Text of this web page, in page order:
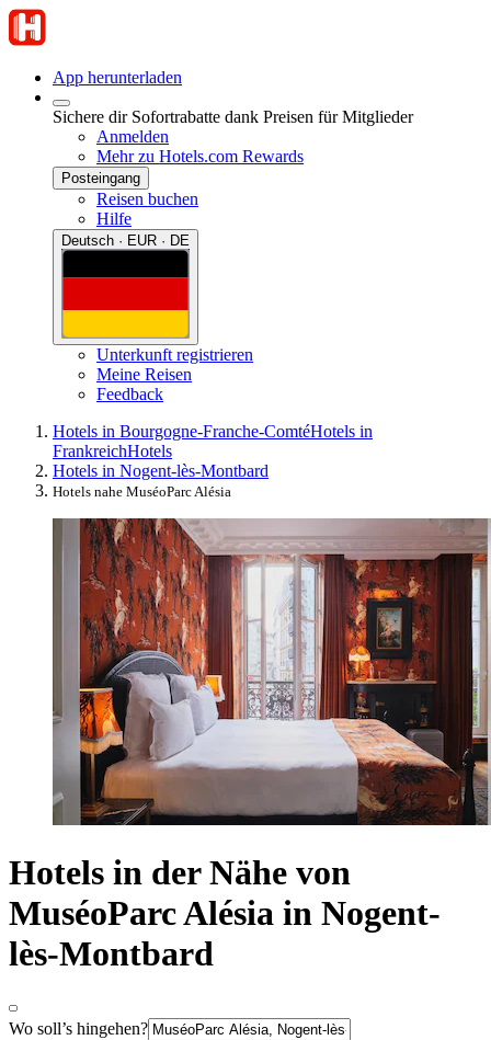
App herunterladen
Sichere dir Sofortrabatte dank Preisen für Mitglieder
Anmelden
Mehr zu Hotels.com Rewards
Posteingang
Reisen buchen
Hilfe
Deutsch · EUR · DE
Unterkunft registrieren
Meine Reisen
Feedback
Hotels in Bourgogne-Franche-ComtéHotels in
FrankreichHotels
Hotels in Nogent-lès-Montbard
Hotels nahe MuséoParc Alésia
Hotels in der Nähe von
MuséoParc Alésia in Nogent-
lès-Montbard
Wo soll’s hingehen?